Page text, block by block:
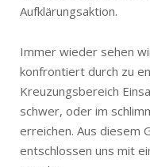
Aufklärungsaktion.
Immer wieder sehen
konfrontiert durch zu
Kreuzungsbereich
schwer, oder im
erreichen. Aus diesem
entschlossen uns mit